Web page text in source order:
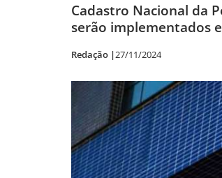
Cadastro Nacional da
serão implementados
Redação |27/11/2024